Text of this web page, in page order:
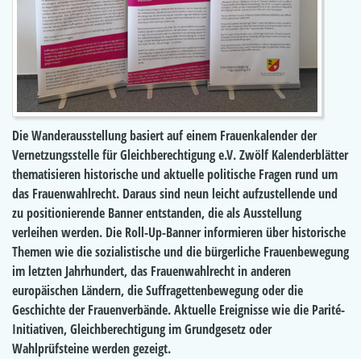
Die Wanderausstellung basiert auf einem Frauenkalender der
Vernetzungsstelle für Gleichberechtigung e.V. Zwölf Kalenderblätter
thematisieren historische und aktuelle politische Fragen rund um
das Frauenwahlrecht. Daraus sind neun leicht aufzustellende und
zu positionierende Banner entstanden, die als Ausstellung
verleihen werden. Die Roll-Up-Banner informieren über historische
Themen wie die sozialistische und die bürgerliche Frauenbewegung
im letzten Jahrhundert, das Frauenwahlrecht in anderen
europäischen Ländern, die Suffragettenbewegung oder die
Geschichte der Frauenverbände. Aktuelle Ereignisse wie die Parité-
Initiativen, Gleichberechtigung im Grundgesetz oder
Wahlprüfsteine werden gezeigt.